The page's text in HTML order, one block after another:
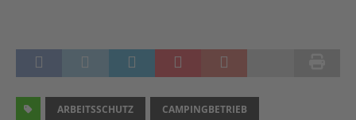
ARBEITSSCHUTZ CAMPINGBETRIEB